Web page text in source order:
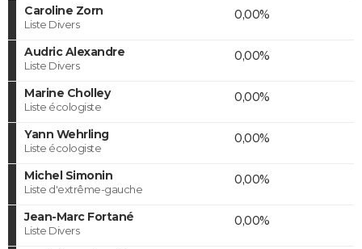
Caroline Zorn
Liste Divers
0,00%
Audric Alexandre
Liste Divers
0,00%
Marine Cholley
Liste écologiste
0,00%
Yann Wehrling
Liste écologiste
0,00%
Michel Simonin
Liste d'extrême-gauche
0,00%
Jean-Marc Fortané
Liste Divers
0,00%